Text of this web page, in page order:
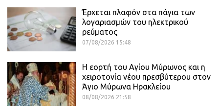
Έρχεται πλαφόν στα πάγια των
λογαριασμών του ηλεκτρικού
ρεύματος
07/08/2026 15:48
Η εορτή του Αγίου Μύρωνος και η
χειροτονία νέου πρεσβύτερου στον
Άγιο Μύρωνα Ηρακλείου
08/08/2026 21:58